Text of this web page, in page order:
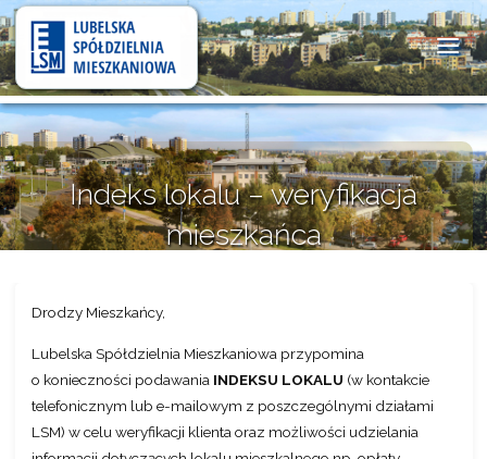
Lubelska
Spółdzielnia
Mieszkaniowa
Indeks lokalu – weryfikacja
mieszkańca
Drodzy Mieszkańcy,
Lubelska Spółdzielnia Mieszkaniowa przypomina
o konieczności podawania INDEKSU LOKALU (w kontakcie
telefonicznym lub e-mailowym z poszczególnymi działami
LSM) w celu weryfikacji klienta oraz możliwości udzielania